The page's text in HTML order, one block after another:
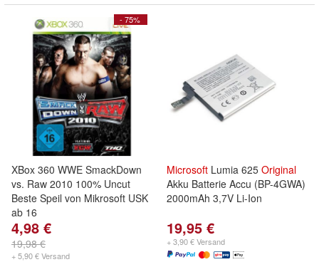
- 75%
XBox 360 WWE SmackDown
vs. Raw 2010 100% Uncut
Beste Speil von Mikrosoft USK
ab 16
4,98 €
19,98 €
+ 5,90 € Versand
Microsoft Lumia 625 Original
Akku Batterie Accu (BP-4GWA)
2000mAh 3,7V Li-Ion
19,95 €
+ 3,90 € Versand